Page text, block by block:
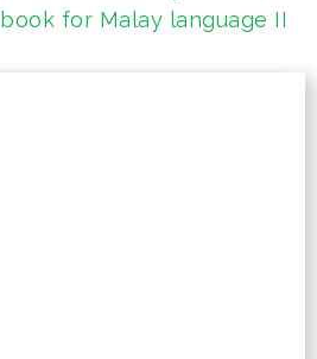
for Malay language II